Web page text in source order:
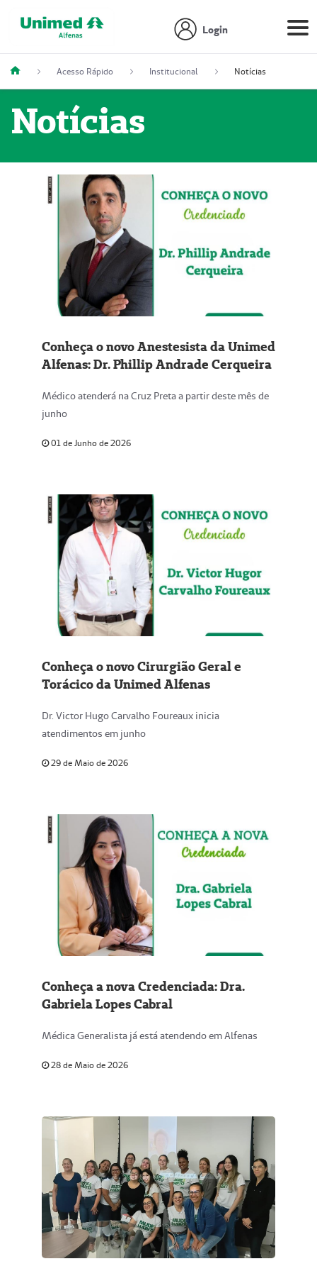
Login
Acesso Rápido Institucional Notícias
Notícias
Conheça o novo Anestesista da Unimed
Alfenas: Dr. Phillip Andrade Cerqueira
Médico atenderá na Cruz Preta a partir deste mês de
junho
01 de Junho de 2026
Conheça o novo Cirurgião Geral e
Torácico da Unimed Alfenas
Dr. Victor Hugo Carvalho Foureaux inicia
atendimentos em junho
29 de Maio de 2026
Conheça a nova Credenciada: Dra.
Gabriela Lopes Cabral
Médica Generalista já está atendendo em Alfenas
28 de Maio de 2026